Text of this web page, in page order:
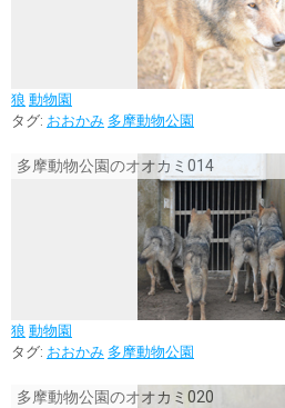
狼 動物園
タグ: おおかみ 多摩動物公園
多摩動物公園のオオカミ014
狼 動物園
タグ: おおかみ 多摩動物公園
多摩動物公園のオオカミ020